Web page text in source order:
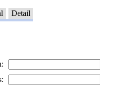
Detail